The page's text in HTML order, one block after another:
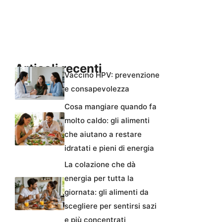
Articoli recentiVaccino HPV: prevenzione
e consapevolezza
Cosa mangiare quando fa
molto caldo: gli alimenti
che aiutano a restare
idratati e pieni di energia
La colazione che dà
energia per tutta la
giornata: gli alimenti da
scegliere per sentirsi sazi
e più concentrati